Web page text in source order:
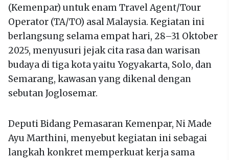
(Kemenpar) untuk enam Travel Agent/Tour
Operator (TA/TO) asal Malaysia. Kegiatan ini
berlangsung selama empat hari, 28–31 Oktober
2025, menyusuri jejak cita rasa dan warisan
budaya di tiga kota yaitu Yogyakarta, Solo, dan
Semarang, kawasan yang dikenal dengan
sebutan Joglosemar.
Deputi Bidang Pemasaran Kemenpar, Ni Made
Ayu Marthini, menyebut kegiatan ini sebagai
langkah konkret memperkuat kerja sama